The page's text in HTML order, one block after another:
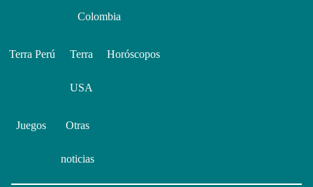
Colombia
Terra Perú Terra
USA
Horóscopos
Juegos Otras
noticias